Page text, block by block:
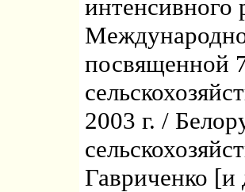
интенсивного
посвященной
2003 г. /
Гавриченко